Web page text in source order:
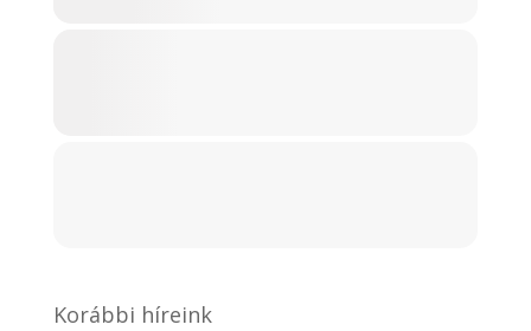
Korábbi híreink